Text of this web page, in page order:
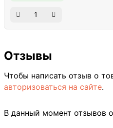
Отзывы
Чтобы написать отзыв о
авторизоваться на сайте.
В данный момент отзывов